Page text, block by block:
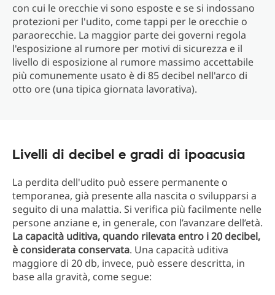
con cui le orecchie vi sono esposte e se si indossano
protezioni per l'udito, come tappi per le orecchie o
paraorecchie. La maggior parte dei governi regola
l'esposizione al rumore per motivi di sicurezza e il
livello di esposizione al rumore massimo accettabile
più comunemente usato è di 85 decibel nell'arco di
otto ore (una tipica giornata lavorativa).
Livelli di decibel e gradi di ipoacusia
La perdita dell'udito può essere permanente o
temporanea, già presente alla nascita o svilupparsi a
seguito di una malattia. Si verifica più facilmente nelle
persone anziane e, in generale, con l’avanzare dell’età.
La capacità uditiva, quando rilevata entro i 20 decibel,
è considerata conservata. Una capacità uditiva
maggiore di 20 db, invece, può essere descritta, in
base alla gravità, come segue: